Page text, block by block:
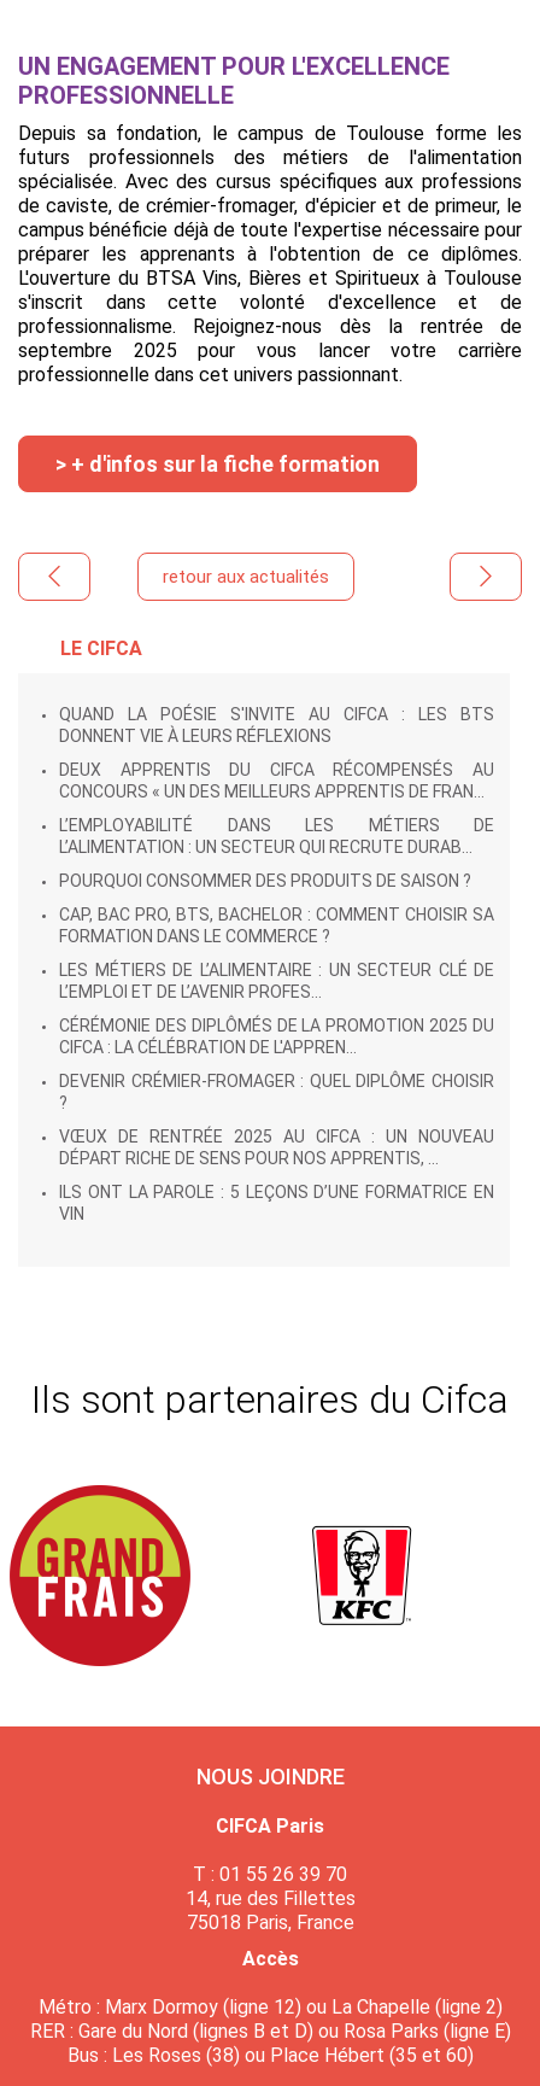
LE CIFCA
QUAND LA POÉSIE S'INVITE AU CIFCA : LES BTS
DONNENT VIE À LEURS RÉFLEXIONS
DEUX APPRENTIS DU CIFCA RÉCOMPENSÉS AU
CONCOURS « UN DES MEILLEURS APPRENTIS DE FRAN...
L’EMPLOYABILITÉ DANS LES MÉTIERS DE
L’ALIMENTATION : UN SECTEUR QUI RECRUTE DURAB...
POURQUOI CONSOMMER DES PRODUITS DE SAISON ?
CAP, BAC PRO, BTS, BACHELOR : COMMENT CHOISIR SA
FORMATION DANS LE COMMERCE ?
LES MÉTIERS DE L’ALIMENTAIRE : UN SECTEUR CLÉ DE
L’EMPLOI ET DE L’AVENIR PROFES...
CÉRÉMONIE DES DIPLÔMÉS DE LA PROMOTION 2025 DU
CIFCA : LA CÉLÉBRATION DE L'APPREN...
DEVENIR CRÉMIER-FROMAGER : QUEL DIPLÔME CHOISIR
?
VŒUX DE RENTRÉE 2025 AU CIFCA : UN NOUVEAU
DÉPART RICHE DE SENS POUR NOS APPRENTIS, ...
ILS ONT LA PAROLE : 5 LEÇONS D’UNE FORMATRICE EN
VIN
UN ENGAGEMENT POUR L'EXCELLENCE
PROFESSIONNELLE
Depuis sa fondation, le campus de Toulouse forme les
futurs professionnels des métiers de l'alimentation
spécialisée. Avec des cursus spécifiques aux professions
de caviste, de crémier-fromager, d'épicier et de primeur, le
campus bénéficie déjà de toute l'expertise nécessaire pour
préparer les apprenants à l'obtention de ce diplômes.
L'ouverture du BTSA Vins, Bières et Spiritueux à Toulouse
s'inscrit dans cette volonté d'excellence et de
professionnalisme. Rejoignez-nous dès la rentrée de
septembre 2025 pour vous lancer votre carrière
professionnelle dans cet univers passionnant.
> + d'infos sur la fiche formation
retour aux actualités
Ils sont partenaires du Cifca
NOUS JOINDRE
CIFCA Paris
T : 01 55 26 39 70
14, rue des Fillettes
75018 Paris, France
Accès
Métro : Marx Dormoy (ligne 12) ou La Chapelle (ligne 2)
RER : Gare du Nord (lignes B et D) ou Rosa Parks (ligne E)
Bus : Les Roses (38) ou Place Hébert (35 et 60)